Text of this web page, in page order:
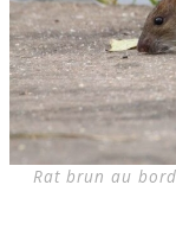
Rat brun au